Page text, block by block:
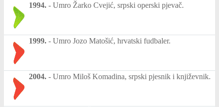
1994. - Umro Žarko Cvejić, srpski operski pjevač.
1999. - Umro Jozo Matošić, hrvatski fudbaler.
2004. - Umro Miloš Komadina, srpski pjesnik i književnik.